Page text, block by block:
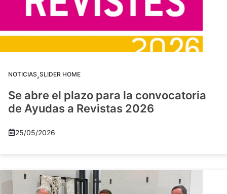
NOTICIAS,SLIDER HOME
Se abre el plazo para la convocatoria
de Ayudas a Revistas 2026
25/05/2026